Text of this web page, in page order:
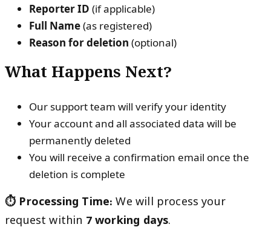
Reporter ID (if applicable)
Full Name(as registered)
Reason for deletion (optional)
What Happens Next?
Our support team will verify your identity
Your account and all associated data will be
permanently deleted
You will receive a confirmation email once the
deletion is complete
⏱️ Processing Time: We will process your
request within 7 working days.